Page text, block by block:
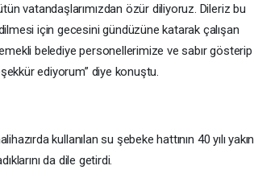
vatandaşlarımızdan özür diliyoruz. Dileriz bu
için gecesini gündüzüne katarak çalışan
belediye personellerimize ve sabır gösterip
ediyorum” diye konuştu.
kullanılan su şebeke hattının 40 yılı yakın
da dile getirdi.